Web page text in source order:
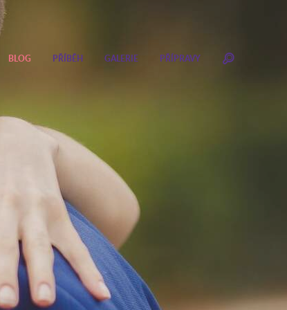
BLOG PŘÍBĚH GALERIE PŘÍPRAVY